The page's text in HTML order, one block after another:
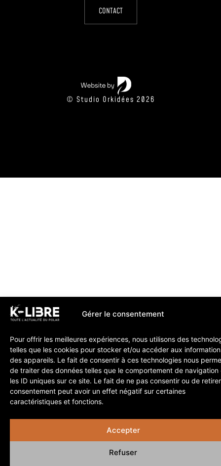
Gérer le consentement
Pour offrir les meilleures expériences, nous utilisons des
telles que les cookies pour stocker et/ou accéder aux
des appareils. Le fait de consentir à ces technologies nous
de traiter des données telles que le comportement de navigation
les ID uniques sur ce site. Le fait de ne pas consentir ou de
consentement peut avoir un effet négatif sur certaines
caractéristiques et fonctions.
Accepter
Refuser
CONTACT
© Studio Orkidées 2026